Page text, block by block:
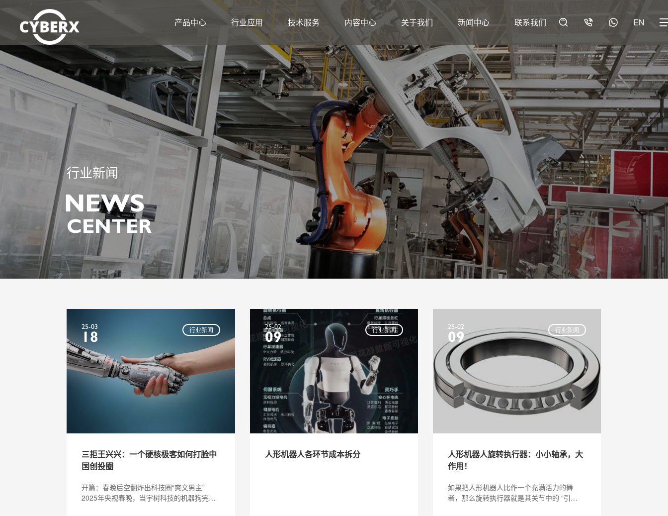
产品中心 行业应用 技术服务 内容中心 关于我们 新闻中心 联系我们 EN
行业新闻
NEWS
CENTER
行业新闻
25-03
18
三拒王兴兴：一个硬核极客如何打脸中
国创投圈
开篇：春晚后空翻炸出科技圈“爽文男主”
2025年央视春晚，当宇树科技的机器狗完成
行业新闻
25-02
09
人形机器人各环节成本拆分
行业新闻
25-02
09
人形机器人旋转执行器：小小轴承，大
作用！
如果把人形机器人比作一个充满活力的舞
者，那么旋转执行器就是其关节中的 “引